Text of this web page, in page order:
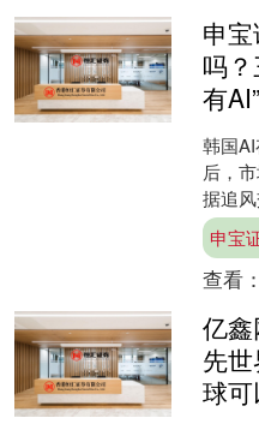
申宝
吗
有AI”
韩国
后，
据追
没有
申宝
查看：
亿
先
球